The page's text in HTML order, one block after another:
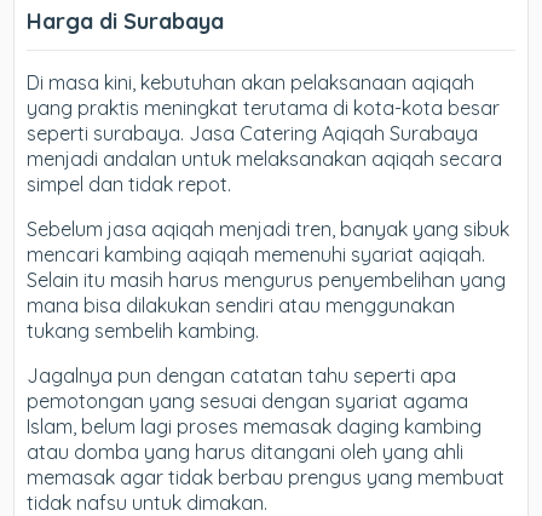
Harga di Surabaya
Di masa kini, kebutuhan akan pelaksanaan aqiqah
yang praktis meningkat terutama di kota-kota besar
seperti surabaya. Jasa Catering Aqiqah Surabaya
menjadi andalan untuk melaksanakan aqiqah secara
simpel dan tidak repot.
Sebelum jasa aqiqah menjadi tren, banyak yang sibuk
mencari kambing aqiqah memenuhi syariat aqiqah.
Selain itu masih harus mengurus penyembelihan yang
mana bisa dilakukan sendiri atau menggunakan
tukang sembelih kambing.
Jagalnya pun dengan catatan tahu seperti apa
pemotongan yang sesuai dengan syariat agama
Islam, belum lagi proses memasak daging kambing
atau domba yang harus ditangani oleh yang ahli
memasak agar tidak berbau prengus yang membuat
tidak nafsu untuk dimakan.